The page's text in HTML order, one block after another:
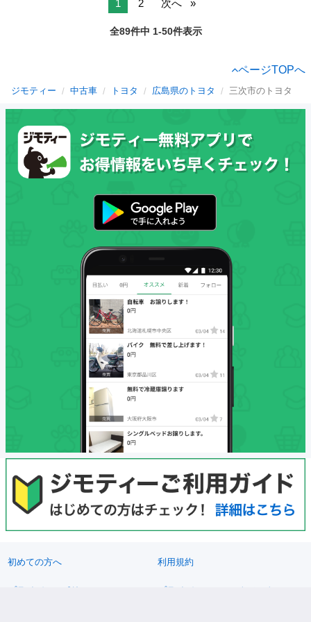
1 2 次へ
全89件中 1-50件表示
ページTOPへ
ジモティー 中古車 トヨタ 広島県のトヨタ 三次市のトヨタ
初めての方へ 利用規約
プライバシーポリシー プライバシーステートメント